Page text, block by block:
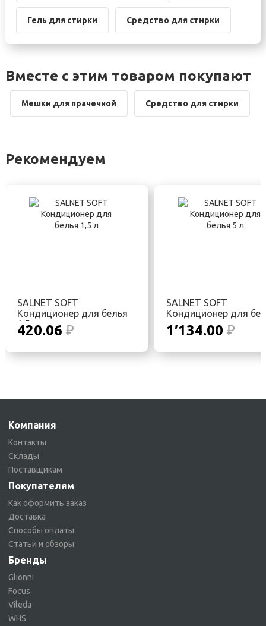
Гель для стирки Средство для стирки
Вместе с этим товаром покупают
Мешки для прачечной Средство для стирки
Рекомендуем
SALNET SOFT
Кондиционер для белья
1,5 л
420.06 ₽
SALNET SOFT
Кондиционер для
л
1′134.00 ₽
Компания
Контакты
Склады
Поставщикам
Покупателям
Как оформить заказ
Доставка
Способы оплаты
Статьи и обзоры
Бренды
Glionni
Focus
Vileda
WHS